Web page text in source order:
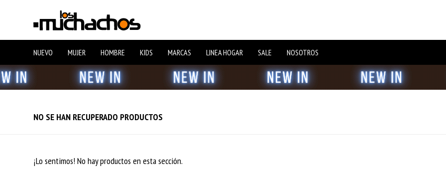
NUEVO MUJER HOMBRE KIDS MARCAS LINEA HOGAR SALE NOSOTROS
NO SE HAN RECUPERADO PRODUCTOS
¡Lo sentimos! No hay productos en esta sección.